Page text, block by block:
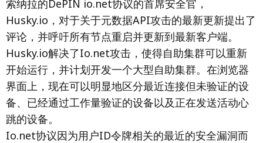
索纳拉的DePIN io.net协议的首席安全官，
Husky.io，对于关于元数据API攻击的最新更新提出了
评论，并呼吁所有节点重启并更新到最新客户端。
Husky.io解决了Io.net攻击，使得自助集群可以重新
开始运行，并计划开发一个大型自助集群。在浏览器
界面上，现在可以明显地区分最近连接但未验证的设
备、已经通过工作量验证的设备以及正在发送活动心
跳的设备。
Io.net协议因为用户ID令牌相关的最近的安全漏洞而